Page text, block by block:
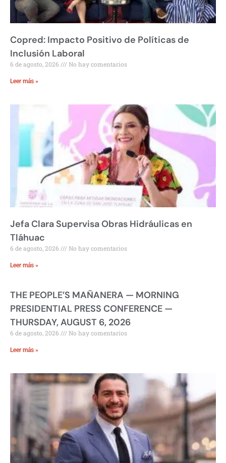
Copred: Impacto Positivo de Políticas de
Inclusión Laboral
6 de agosto, 2026 No hay comentarios
Leer más »
Jefa Clara Supervisa Obras Hidráulicas en
Tláhuac
6 de agosto, 2026 No hay comentarios
Leer más »
THE PEOPLE’S MAÑANERA — MORNING
PRESIDENTIAL PRESS CONFERENCE —
THURSDAY, AUGUST 6, 2026
6 de agosto, 2026 No hay comentarios
Leer más »